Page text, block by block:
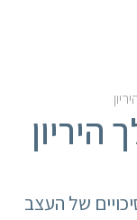
של העצב